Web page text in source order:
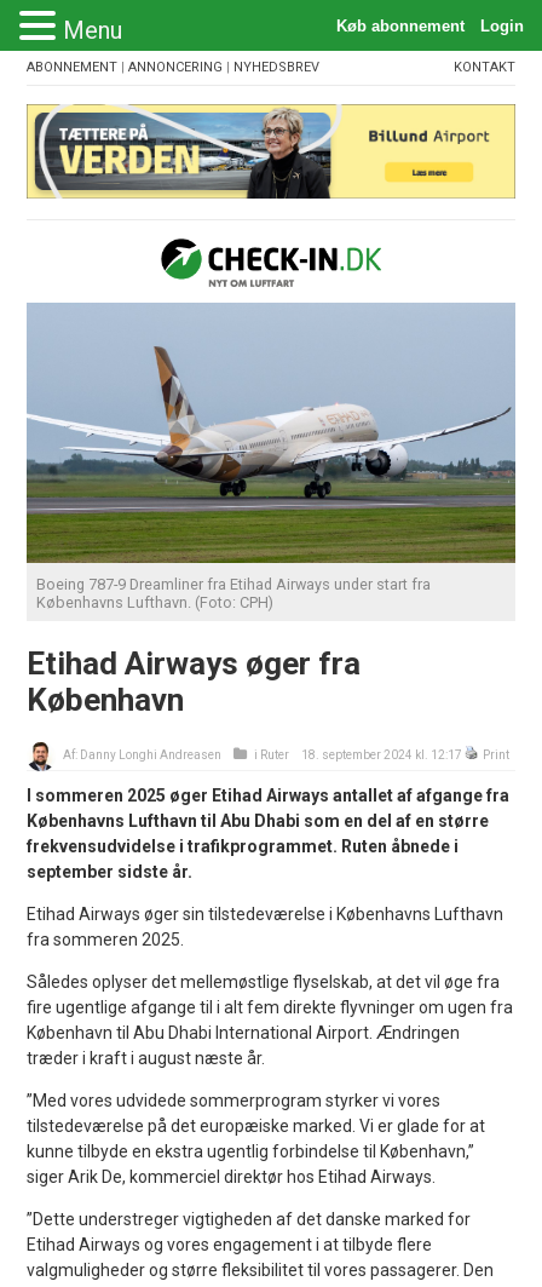
ABONNEMENT |ANNONCERING | NYHEDSBREV KONTAKT
Boeing 787-9 Dreamliner fra Etihad Airways under start fra
Københavns Lufthavn. (Foto: CPH)
Etihad Airways øger fra
København
Af: Danny Longhi Andreasen i Ruter 18. september 2024 kl. 12:17 Print
I sommeren 2025 øger Etihad Airways antallet af afgange fra
Københavns Lufthavn til Abu Dhabi som en del af en større
frekvensudvidelse i trafikprogrammet. Ruten åbnede i
september sidste år.
Etihad Airways øger sin tilstedeværelse i Københavns Lufthavn
fra sommeren 2025.
Således oplyser det mellemøstlige flyselskab, at det vil øge fra
fire ugentlige afgange til i alt fem direkte flyvninger om ugen fra
København til Abu Dhabi International Airport. Ændringen
træder i kraft i august næste år.
”Med vores udvidede sommerprogram styrker vi vores
tilstedeværelse på det europæiske marked. Vi er glade for at
kunne tilbyde en ekstra ugentlig forbindelse til København,”
siger Arik De, kommerciel direktør hos Etihad Airways.
”Dette understreger vigtigheden af det danske marked for
Etihad Airways og vores engagement i at tilbyde flere
valgmuligheder og større fleksibilitet til vores passagerer. Den
Menu